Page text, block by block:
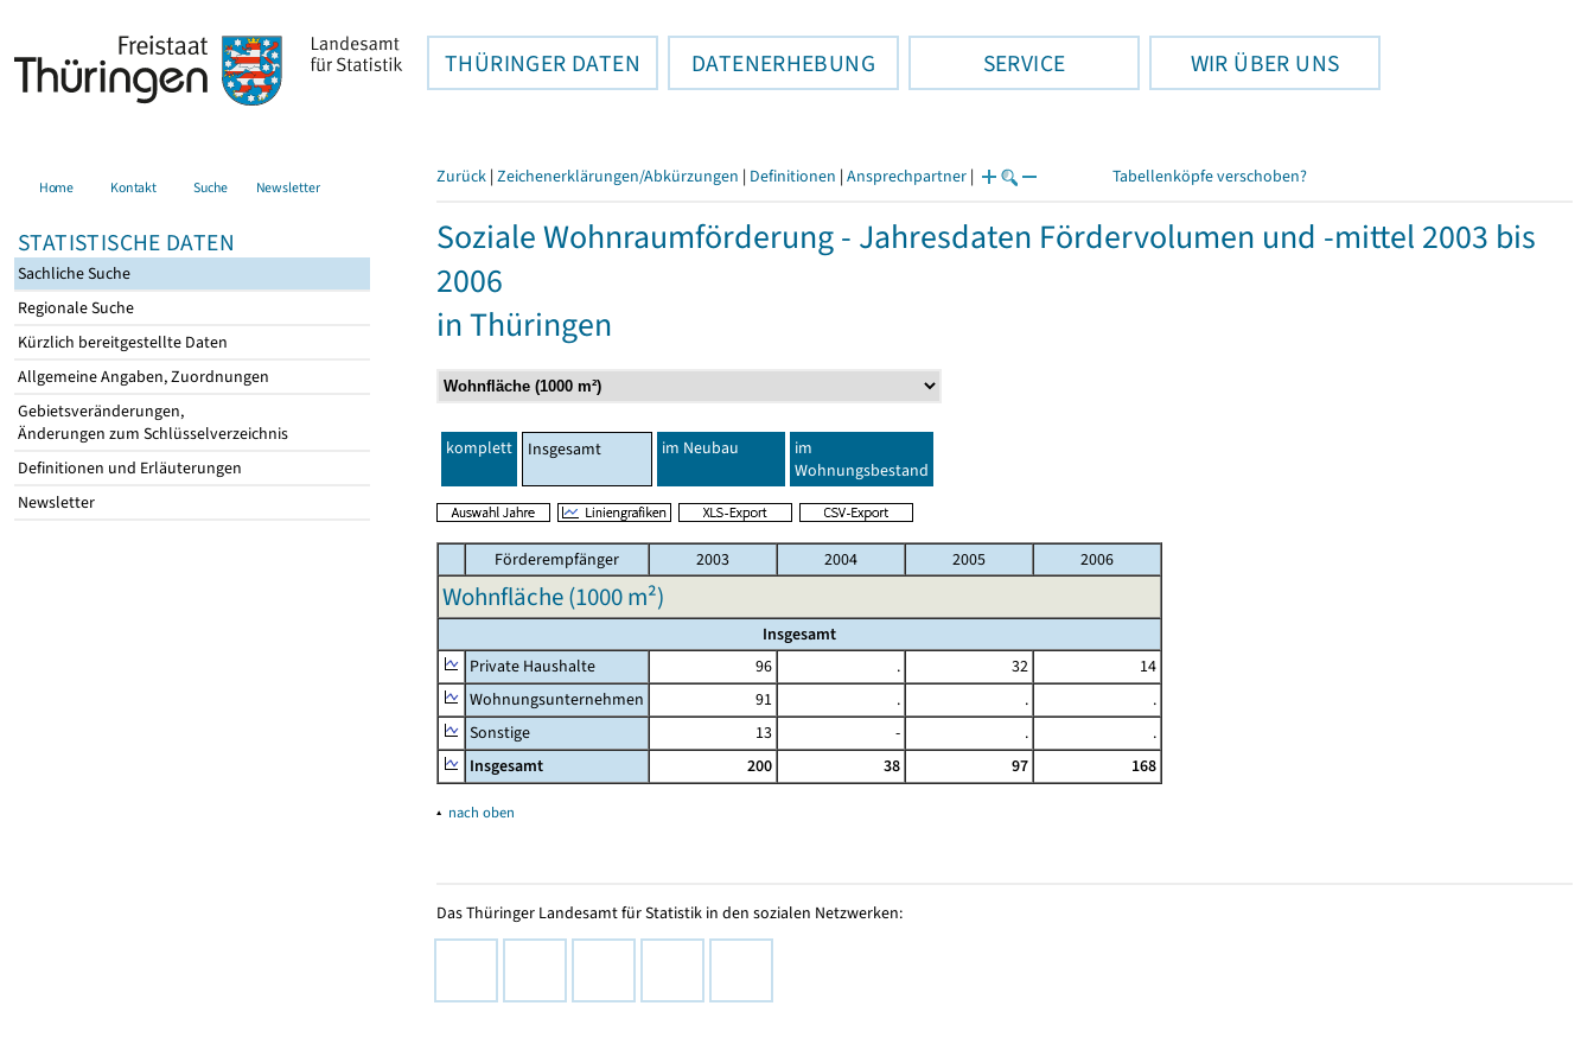
THÜRINGER DATEN DATENERHEBUNG SERVICE WIR ÜBER UNS
Home Kontakt Suche Newsletter
STATISTISCHE DATEN
Sachliche Suche
Regionale Suche
Kürzlich bereitgestellte Daten
Allgemeine Angaben, Zuordnungen
Gebietsveränderungen,
Änderungen zum Schlüsselverzeichnis
Definitionen und Erläuterungen
Newsletter
Zurück | Zeichenerklärungen/Abkürzungen | Definitionen | Ansprechpartner | Tabellenköpfe verschoben?
Soziale Wohnraumförderung - Jahresdaten Fördervolumen und -mittel 2003 bis
2006
in Thüringen
komplett Insgesamt im Neubau
im
Wohnungsbestand
Förderempfänger 2003 2004 2005 2006
Wohnfläche (1000 m²)
Insgesamt
Private Haushalte
96 . 32
14
Wohnungsunternehmen
91 . .
.
Sonstige
13 - .
.
Insgesamt
200 38 97 168
▴ nach oben
Das Thüringer Landesamt für Statistik in den sozialen Netzwerken: